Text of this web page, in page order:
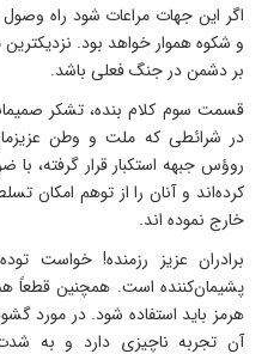
اگر این جهات مراعات شود راه
و شکوه هموار خواهد بود.
بر دشمن در جنگ فعلی باشد.
قسمت سوم کلام بنده، تشکر
در شرائطی که ملت و وطن
روؤس جبهه استکبار قرار گرفته،
کرده‌اند و آنان را از توهم امکان
خارج نموده اند.
برادران عزیز رزمنده! خواست
پشیمان‌کننده است. همچنین قطعاً
هرمز باید استفاده شود. در مورد
آن تجربه ناچیزی دارد و به